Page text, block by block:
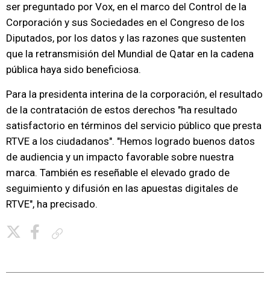
ser preguntado por Vox, en el marco del Control de la
Corporación y sus Sociedades en el Congreso de los
Diputados, por los datos y las razones que sustenten
que la retransmisión del Mundial de Qatar en la cadena
pública haya sido beneficiosa.
Para la presidenta interina de la corporación, el resultado
de la contratación de estos derechos "ha resultado
satisfactorio en términos del servicio público que presta
RTVE a los ciudadanos". "Hemos logrado buenos datos
de audiencia y un impacto favorable sobre nuestra
marca. También es reseñable el elevado grado de
seguimiento y difusión en las apuestas digitales de
RTVE", ha precisado.